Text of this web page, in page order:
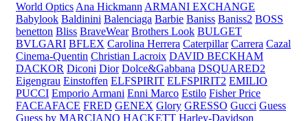
World Optics Ana Hickmann ARMANI EXCHANGE
Babylook Baldinini Balenciaga Barbie Baniss Baniss2 BOSS
benetton Bliss BraveWear Brothers Look BULGET
BVLGARI BFLEX Carolina Herrera Caterpillar Carrera Cazal
Cinema-Quentin Christian Lacroix DAVID BECKHAM
DACKOR Diconi Dior Dolce&Gabbana DSQUARED2
Eigengrau Einstoffen ELFSPIRIT ELFSPIRIT2 EMILIO
PUCCI Emporio Armani Enni Marco Estilo Fisher Price
FACEAFACE FRED GENEX Glory GRESSO Gucci Guess
Guess by MARCIANO HACKETT Harley-Davidson